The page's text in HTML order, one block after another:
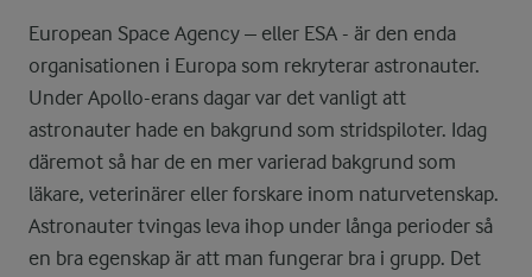
European Space Agency – eller ESA - är den enda
organisationen i Europa som rekryterar astronauter.
Under Apollo-erans dagar var det vanligt att
astronauter hade en bakgrund som stridspiloter. Idag
däremot så har de en mer varierad bakgrund som
läkare, veterinärer eller forskare inom naturvetenskap.
Astronauter tvingas leva ihop under långa perioder så
en bra egenskap är att man fungerar bra i grupp. Det